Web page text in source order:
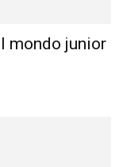
mondo junior